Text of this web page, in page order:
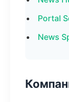
Portal
News